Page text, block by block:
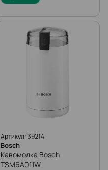
Артикул: 39214
Bosch
Кавомолка Bosch
TSM6A011W